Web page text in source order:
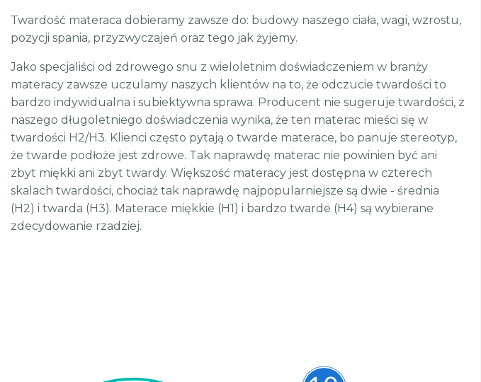
Twardość materaca dobieramy zawsze do: budowy naszego ciała, wagi, wzrostu,
pozycji spania, przyzwyczajeń oraz tego jak żyjemy.
Jako specjaliści od zdrowego snu z wieloletnim doświadczeniem w branży
materacy zawsze uczulamy naszych klientów na to, że odczucie twardości to
bardzo indywidualna i subiektywna sprawa. Producent nie sugeruje twardości, z
naszego długoletniego doświadczenia wynika, że ten materac mieści się w
twardości H2/H3. Klienci często pytają o twarde materace, bo panuje stereotyp,
że twarde podłoże jest zdrowe. Tak naprawdę materac nie powinien być ani
zbyt miękki ani zbyt twardy. Większość materacy jest dostępna w czterech
skalach twardości, chociaż tak naprawdę najpopularniejsze są dwie - średnia
(H2) i twarda (H3). Materace miękkie (H1) i bardzo twarde (H4) są wybierane
zdecydowanie rzadziej.